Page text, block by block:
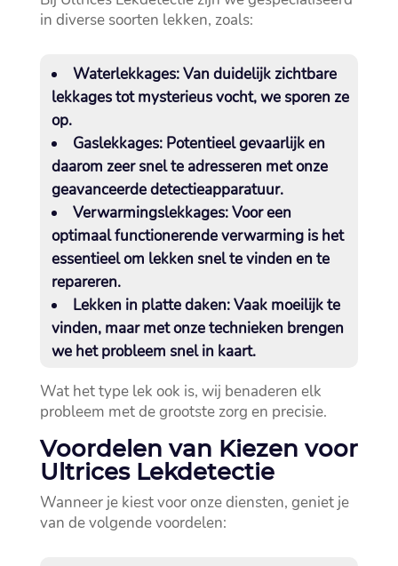
in diverse soorten lekken, zoals:
Waterlekkages:Van duidelijk zichtbare
lekkages tot mysterieus vocht, we sporen ze
op.​
Gaslekkages:Potentieel gevaarlijk en
daarom zeer snel te adresseren met onze
geavanceerde detectieapparatuur.​
Verwarmingslekkages:Voor een
optimaal functionerende verwarming is het
essentieel om lekken snel te vinden en te
repareren.​
Lekken in platte daken:Vaak moeilijk te
vinden, maar met onze technieken brengen
we het probleem snel in kaart.​
Wat het type lek ook is, wij benaderen elk
probleem met de grootste zorg en precisie.​
Voordelen van Kiezen voor
Ultrices Lekdetectie
Wanneer je kiest voor onze diensten, geniet je
van de volgende voordelen: